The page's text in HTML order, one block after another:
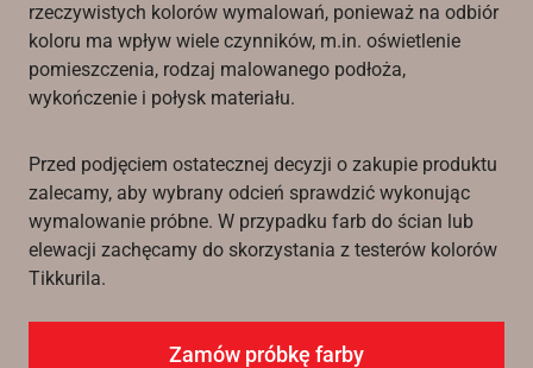
rzeczywistych kolorów wymalowań, ponieważ na odbiór
koloru ma wpływ wiele czynników, m.in. oświetlenie
pomieszczenia, rodzaj malowanego podłoża,
wykończenie i połysk materiału.
Przed podjęciem ostatecznej decyzji o zakupie produktu
zalecamy, aby wybrany odcień sprawdzić wykonując
wymalowanie próbne. W przypadku farb do ścian lub
elewacji zachęcamy do skorzystania z testerów kolorów
Tikkurila.
Zamów próbkę farby